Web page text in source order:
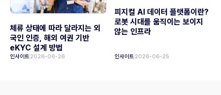
체류 상태에 따라 달라지는 외
국인 인증, 해외 여권 기반
eKYC 설계 방법
인사이트 2026-06-26
피지컬 AI 데이터 플랫폼이란?
로봇 시대를 움직이는 보이지
않는 인프라
인사이트 2026-06-25